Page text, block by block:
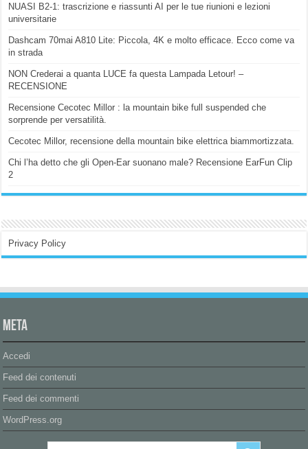
NUASI B2-1: trascrizione e riassunti AI per le tue riunioni e lezioni
universitarie
Dashcam 70mai A810 Lite: Piccola, 4K e molto efficace. Ecco come va
in strada
NON Crederai a quanta LUCE fa questa Lampada Letour! –
RECENSIONE
Recensione Cecotec Millor : la mountain bike full suspended che
sorprende per versatilità.
Cecotec Millor, recensione della mountain bike elettrica biammortizzata.
Chi l’ha detto che gli Open-Ear suonano male? Recensione EarFun Clip
2
Privacy Policy
Meta
Accedi
Feed dei contenuti
Feed dei commenti
WordPress.org